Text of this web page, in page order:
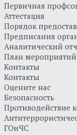
Первичная
Аттестация
Порядок
Предписания
Аналитический
План мероприятий
Контакты
Контакты
Оцените нас
Безопасность
Противодействие
ГОиЧС